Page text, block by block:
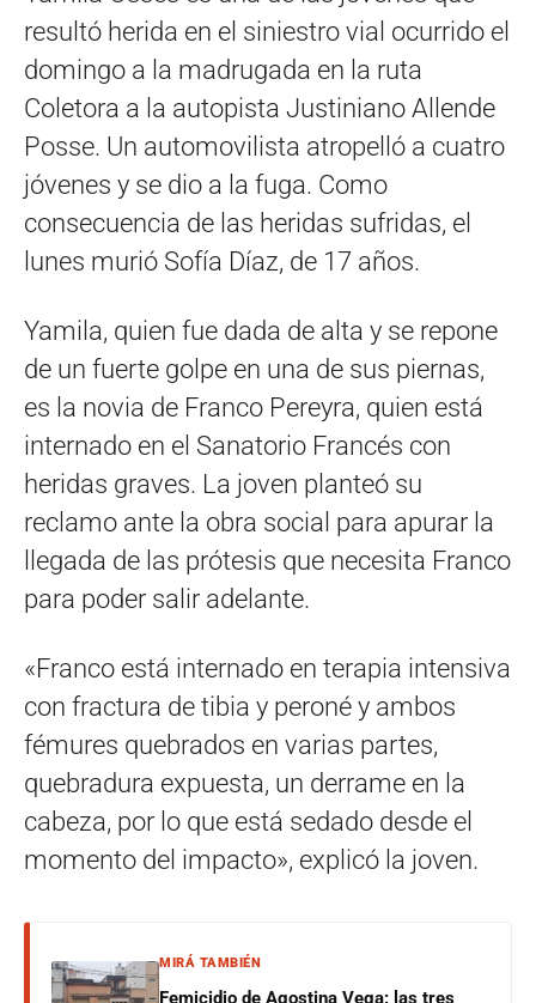
resultó herida en el siniestro vial ocurrido el
domingo a la madrugada en la ruta
Coletora a la autopista Justiniano Allende
Posse. Un automovilista atropelló a cuatro
jóvenes y se dio a la fuga. Como
consecuencia de las heridas sufridas, el
lunes murió Sofía Díaz, de 17 años.
Yamila, quien fue dada de alta y se repone
de un fuerte golpe en una de sus piernas,
es la novia de Franco Pereyra, quien está
internado en el Sanatorio Francés con
heridas graves. La joven planteó su
reclamo ante la obra social para apurar la
llegada de las prótesis que necesita Franco
para poder salir adelante.
«Franco está internado en terapia intensiva
con fractura de tibia y peroné y ambos
fémures quebrados en varias partes,
quebradura expuesta, un derrame en la
cabeza, por lo que está sedado desde el
momento del impacto», explicó la joven.
MIRÁ TAMBIÉN
Femicidio de Agostina Vega: las tres